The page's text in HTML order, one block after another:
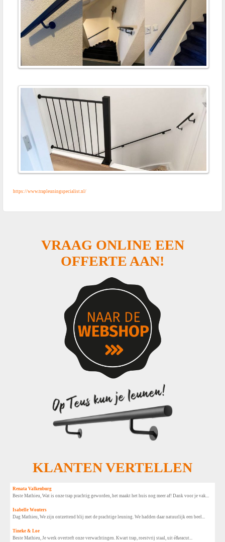
https://www.trapleuningspecialist.nl/
VRAAG ONLINE EEN
OFFERTE AAN!
KLANTEN VERTELLEN
Renata Valkenburg
Beste Mathieu, Wat is onze trap prachtig geworden, het maakt het huis nog meer af! Dank voor je vak...
Isabelle Wouters
Dag Mathieu, We zijn ontzettend blij met de prachtige leuning. We hadden daar natuurlijk een beel...
Tineke & Loe
Beste Mathieu, Je werk overtreft onze verwachtingen. Kwart trap, roestvrij staal, uit é&eacut...